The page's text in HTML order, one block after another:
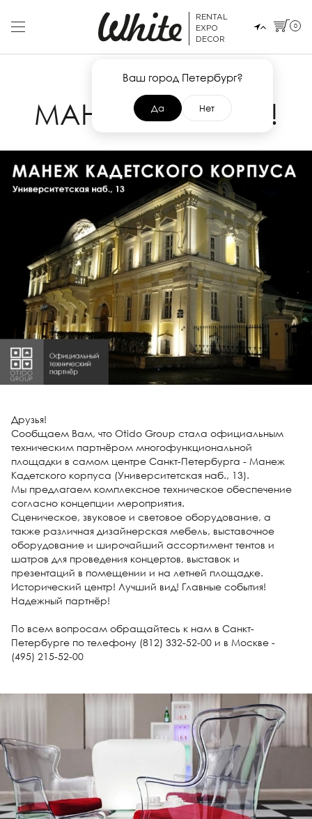
RENTAL
EXPO
DECOR
Ваш город Петербург?
Да Нет
0
8 ФЕВРАЛЯ 2016
МАНЕЖ? МАНЕЖ!
Друзья!
Сообщаем Вам, что Otido Group стала официальным
техническим партнёром многофункциональной
площадки в самом центре Санкт-Петербурга - Манеж
Кадетского корпуса (Университетская наб., 13).
Мы предлагаем комплексное техническое обеспечение
согласно концепции мероприятия.
Сценическое, звуковое и световое оборудование, а
также различная дизайнерская мебель, выставочное
оборудование и широчайший ассортимент тентов и
шатров для проведения концертов, выставок и
презентаций в помещении и на летней площадке.
Исторический центр! Лучший вид! Главные события!
Надежный партнёр!
По всем вопросам обращайтесь к нам в Санкт-
Петербурге по телефону (812) 332-52-00 и в Москве -
(495) 215-52-00